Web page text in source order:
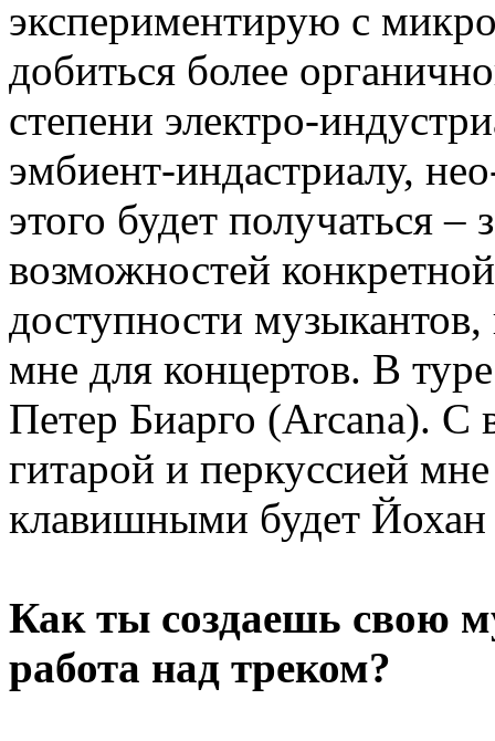
экспериментирую с
добиться более
степени электро-
эмбиент-индастриалу,
этого будет получаться –
возможностей
доступности
мне для концертов. В
Петер Биарго (Arcana). С
гитарой и перкуссией
клавишными будет
Как ты создаешь свою
работа над треком?